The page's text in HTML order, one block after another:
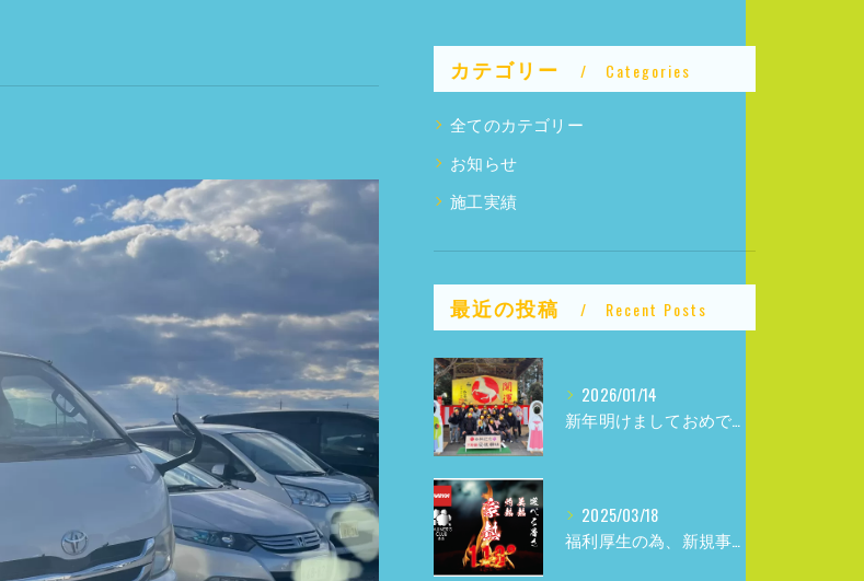
カテゴリー Categories
全てのカテゴリー
お知らせ
施工実績
最近の投稿 Recent Posts
2026/01/14
新年明けましておめでとうございます！！
2025/03/18
福利厚生の為、新規事業参入しました